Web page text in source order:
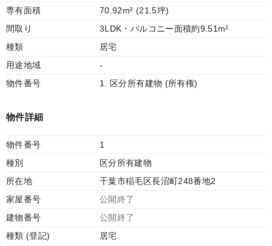
専有面積
70.92m² (21.5坪)
間取り
3LDK・バルコニー面積約9.51m²
種類
居宅
用途地域
-
物件番号
1. 区分所有建物 (所有権)
物件詳細
物件番号
1
種別
区分所有建物
所在地
千葉市稲毛区長沼町248番地2
家屋番号
公開終了
建物番号
公開終了
種類 (登記)
居宅